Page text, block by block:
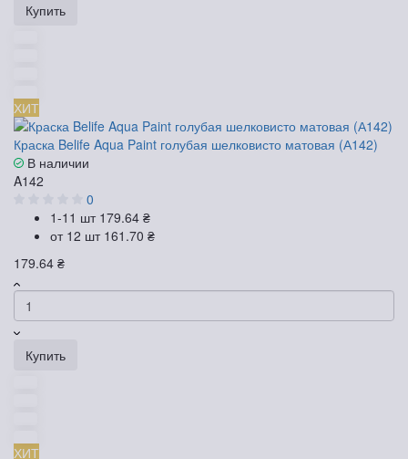
Купить
ХИТ
Краска Belife Aqua Paint голубая шелковисто матовая (А142)
В наличии
A142
0
1-11 шт 179.64 ₴
от 12 шт 161.70 ₴
179.64 ₴
Купить
ХИТ